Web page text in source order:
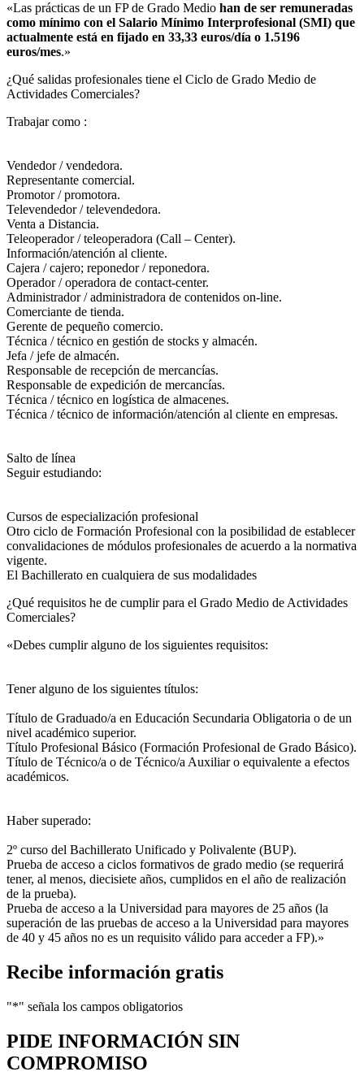
«Las prácticas de un FP de Grado Medio han de ser remuneradas
como mínimo con el Salario Mínimo Interprofesional (SMI) que
actualmente está en fijado en 33,33 euros/día o 1.5196
euros/mes.»
¿Qué salidas profesionales tiene el Ciclo de Grado Medio de
Actividades Comerciales?​
Trabajar como :
Vendedor / vendedora.
Representante comercial.
Promotor / promotora.
Televendedor / televendedora.
Venta a Distancia.
Teleoperador / teleoperadora (Call – Center).
Información/atención al cliente.
Cajera / cajero; reponedor / reponedora.
Operador / operadora de contact-center.
Administrador / administradora de contenidos on-line.
Comerciante de tienda.
Gerente de pequeño comercio.
Técnica / técnico en gestión de stocks y almacén.
Jefa / jefe de almacén.
Responsable de recepción de mercancías.
Responsable de expedición de mercancías.
Técnica / técnico en logística de almacenes.
Técnica / técnico de información/atención al cliente en empresas.
Salto de línea
Seguir estudiando:
Cursos de especialización profesional
Otro ciclo de Formación Profesional con la posibilidad de establecer
convalidaciones de módulos profesionales de acuerdo a la normativa
vigente.
El Bachillerato en cualquiera de sus modalidades
¿Qué requisitos he de cumplir para el Grado Medio de Actividades
Comerciales?
«Debes cumplir alguno de los siguientes requisitos:
Tener alguno de los siguientes títulos:
Título de Graduado/a en Educación Secundaria Obligatoria o de un
nivel académico superior.
Título Profesional Básico (Formación Profesional de Grado Básico).
Título de Técnico/a o de Técnico/a Auxiliar o equivalente a efectos
académicos.
Haber superado:
2º curso del Bachillerato Unificado y Polivalente (BUP).
Prueba de acceso a ciclos formativos de grado medio (se requerirá
tener, al menos, diecisiete años, cumplidos en el año de realización
de la prueba).
Prueba de acceso a la Universidad para mayores de 25 años (la
superación de las pruebas de acceso a la Universidad para mayores
de 40 y 45 años no es un requisito válido para acceder a FP).»
Recibe información gratis
"*" señala los campos obligatorios
PIDE INFORMACIÓN SIN
COMPROMISO